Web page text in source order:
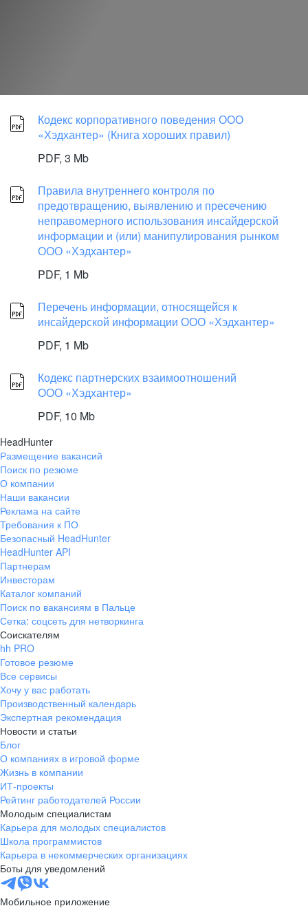
Кодекс корпоративного поведения ООО
«Хэдхантер» (Книга хороших правил)
PDF, 3 Mb
Правила внутреннего контроля по
предотвращению, выявлению и пресечению
неправомерного использования инсайдерской
информации и (или) манипулирования рынком
ООО «Хэдхантер»
PDF, 1 Mb
Перечень информации, относящейся к
инсайдерской информации ООО «Хэдхантер»
PDF, 1 Mb
Кодекс партнерских взаимоотношений
ООО «Хэдхантер»
PDF, 10 Mb
HeadHunter
Размещение вакансий
Поиск по резюме
О компании
Наши вакансии
Реклама на сайте
Требования к ПО
Безопасный HeadHunter
HeadHunter API
Партнерам
Инвесторам
Каталог компаний
Поиск по вакансиям в Пальце
Сетка: соцсеть для нетворкинга
Соискателям
hh PRO
Готовое резюме
Все сервисы
Хочу у вас работать
Производственный календарь
Экспертная рекомендация
Новости и статьи
Блог
О компаниях в игровой форме
Жизнь в компании
ИТ-проекты
Рейтинг работодателей России
Молодым специалистам
Карьера для молодых специалистов
Школа программистов
Карьера в некоммерческих организациях
Боты для уведомлений
Мобильное приложение